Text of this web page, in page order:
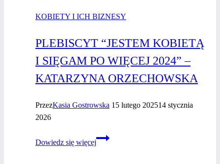
Pawłowska
KOBIETY I ICH BIZNESY
PLEBISCYT “JESTEM KOBIETĄ
I SIĘGAM PO WIĘCEJ 2024” –
KATARZYNA ORZECHOWSKA
PrzezKasia Gostrowska 15 lutego 202514 stycznia
2026
Dowiedz się więcej
Plebiscyt